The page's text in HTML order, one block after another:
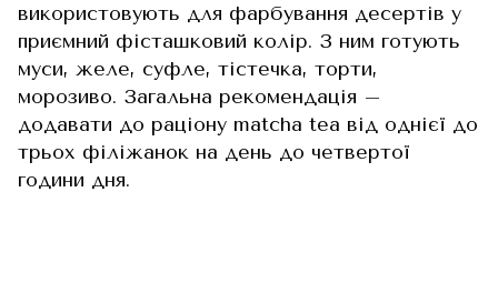
використовують для фарбування десертів у
приємний фісташковий колір. З ним готують
муси, желе, суфле, тістечка, торти,
морозиво. Загальна рекомендація –
додавати до раціону matcha tea від однієї до
трьох філіжанок на день до четвертої
години дня.